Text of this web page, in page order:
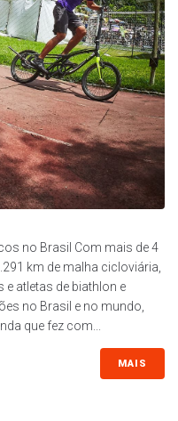
no Brasil Com mais de 4
km de malha cicloviária,
atletas de biathlon e
no Brasil e no mundo,
que fez com...
MAIS